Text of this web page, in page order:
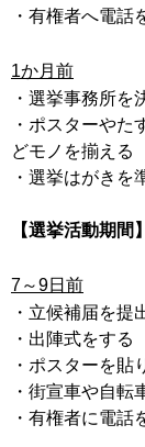
・有権者へ電話
1か月前
・選挙事務所を
・ポスターやた
どモノを揃える
・選挙はがきを
【選挙活動期間】
7～9日前
・立候補届を提
・出陣式をする
・ポスターを貼
・街宣車や自転
・有権者に電話